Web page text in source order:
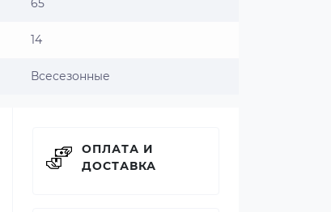
14
Всесезонные
ОПЛАТА И
ДОСТАВКА